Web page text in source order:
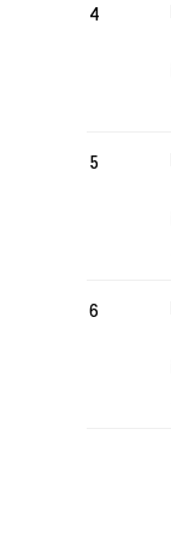
4
5
6